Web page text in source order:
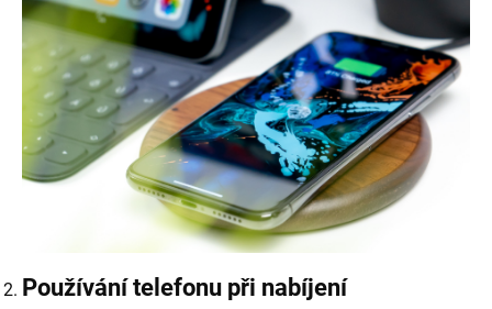
Používání telefonu při nabíjení